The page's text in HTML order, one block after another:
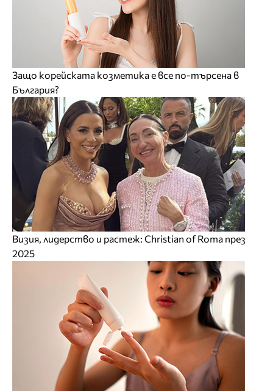
Защо корейската козметика е все по-търсена в
България?
Визия, лидерство и растеж: Christian of Roma през
2025